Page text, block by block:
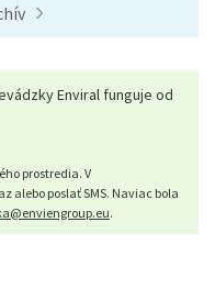
Enviral funguje od
prostredia. V
alebo poslať SMS. Naviac bola
.